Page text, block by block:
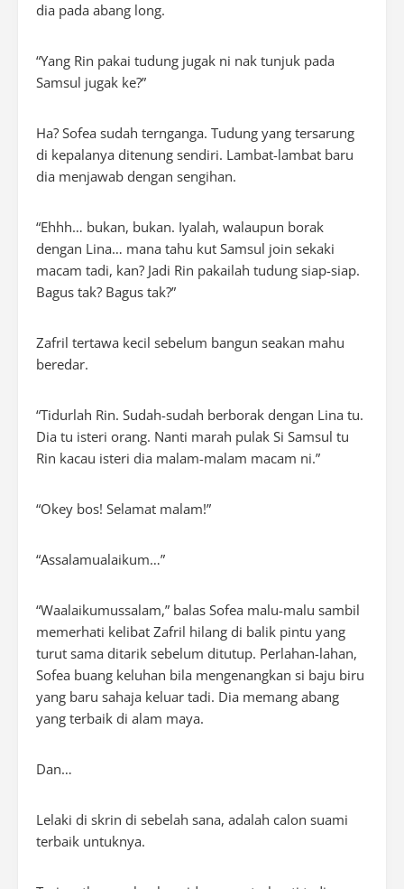
dia pada abang long.
“Yang Rin pakai tudung jugak ni nak tunjuk pada
Samsul jugak ke?”
Ha? Sofea sudah ternganga. Tudung yang tersarung
di kepalanya ditenung sendiri. Lambat-lambat baru
dia menjawab dengan sengihan.
“Ehhh… bukan, bukan. Iyalah, walaupun borak
dengan Lina… mana tahu kut Samsul join sekaki
macam tadi, kan? Jadi Rin pakailah tudung siap-siap.
Bagus tak? Bagus tak?”
Zafril tertawa kecil sebelum bangun seakan mahu
beredar.
“Tidurlah Rin. Sudah-sudah berborak dengan Lina tu.
Dia tu isteri orang. Nanti marah pulak Si Samsul tu
Rin kacau isteri dia malam-malam macam ni.”
“Okey bos! Selamat malam!”
“Assalamualaikum…”
“Waalaikumussalam,” balas Sofea malu-malu sambil
memerhati kelibat Zafril hilang di balik pintu yang
turut sama ditarik sebelum ditutup. Perlahan-lahan,
Sofea buang keluhan bila mengenangkan si baju biru
yang baru sahaja keluar tadi. Dia memang abang
yang terbaik di alam maya.
Dan…
Lelaki di skrin di sebelah sana, adalah calon suami
terbaik untuknya.